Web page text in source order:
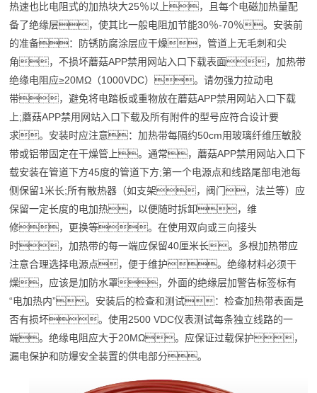
热速也比电阻式的加热块大25％以上，且每个电磁加热量配
备了绝缘层，使其比一般电阻加节能30％-70％。安装前
的准备：防锈防腐涂层应干燥，管道上无毛刺和尖
角，不损坏蘑菇APP禁用网站入口下载表面，加热带
绝缘电阻应≥20MΩ（1000VDC）。请勿强力拉动电
带，避免将电踏板或重物放在蘑菇APP禁用网站入口下载
上;蘑菇APP禁用网站入口下载及所有附件的型号应符合设计要
求。安装时应注意：加热带每隔约50cm用玻璃纤维压敏胶
带或铝带固定在干燥管上。通常，蘑菇APP禁用网站入口下
载安装在管道下方45度的管道下方;第一个电源点和线路尾部电池每
侧保留1米长;所有散热器（如支架，阀门，法兰等）应
保留一定长度的电加热，以便随时拆卸，维
修，更换等。在使用双向或三向接头
时，加热带的每一端应保留40厘米长。多根加热带应
注意合理选择电源点，便于维护。绝缘材料必须干
燥，应该是加防水罩，外面的绝缘层加警告标签标有
“电加热内”。安装后的检查和测试：检查加热带表面是
否有损坏。使用2500 VDC仪表测试每条独立线路的一
端。绝缘电阻应大于20MΩ。应保证过载保护，
漏电保护和防爆安全装置的供电部分。